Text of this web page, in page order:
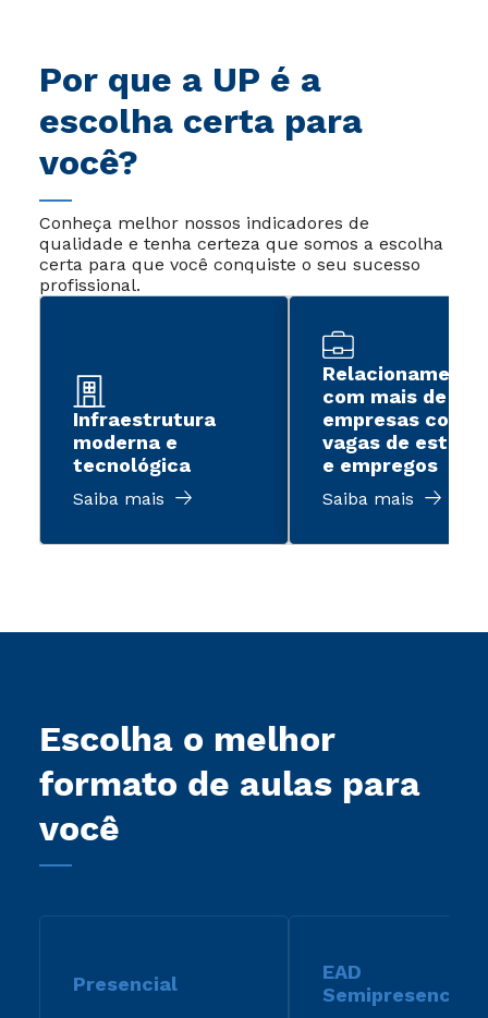
Por que a UP é a
escolha certa para
você?
Conheça melhor nossos indicadores de
qualidade e tenha certeza que somos a escolha
certa para que você conquiste o seu sucesso
profissional.
Infraestrutura
moderna e
tecnológica
Saiba mais
Relacionamento
com mais de 2
empresas com
vagas de estágio
e empregos
Saiba mais
Escolha o melhor
formato de aulas para
você
Presencial
EAD
Semipresencial